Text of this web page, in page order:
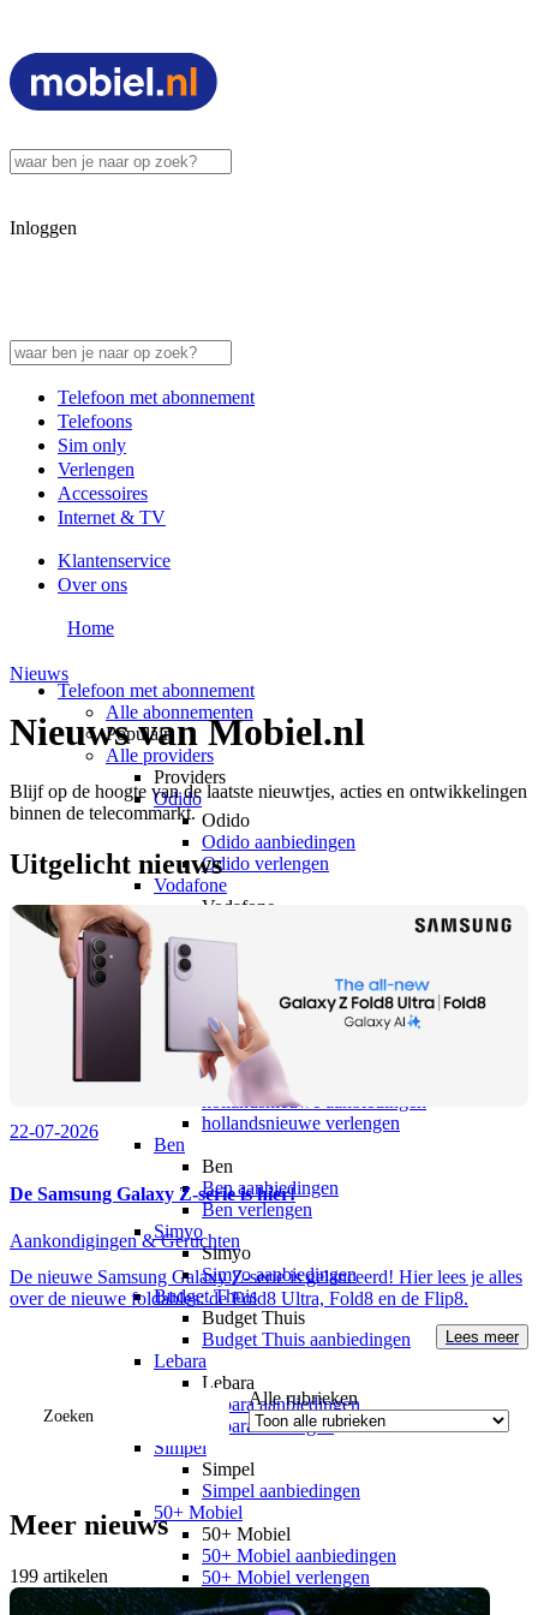
Inloggen
Telefoon met abonnement
Telefoons
Sim only
Verlengen
Accessoires
Internet & TV
Klantenservice
Over ons
Telefoon met abonnement
Alle abonnementen
Populair
Alle providers
Providers
Odido
Odido
Odido aanbiedingen
Odido verlengen
Vodafone
Vodafone
Vodafone verlengen
KPN
KPN
KPN aanbiedingen
KPN verlengen
hollandsnieuwe
hollandsnieuwe
hollandsnieuwe aanbiedingen
hollandsnieuwe verlengen
Ben
Ben
Ben aanbiedingen
Ben verlengen
Simyo
Simyo
Simyo aanbiedingen
Budget Thuis
Budget Thuis
Budget Thuis aanbiedingen
Lebara
Lebara
Lebara aanbiedingen
Lebara verlengen
Simpel
Simpel
Simpel aanbiedingen
50+ Mobiel
50+ Mobiel
50+ Mobiel aanbiedingen
50+ Mobiel verlengen
Youfone
Home
Nieuws
Nieuws van Mobiel.nl
Blijf op de hoogte van de laatste nieuwtjes, acties en ontwikkelingen
binnen de telecommarkt.
Uitgelicht nieuws
22-07-2026
De Samsung Galaxy Z-serie is hier!
Aankondigingen & Geruchten
De nieuwe Samsung Galaxy Z-serie is gelanceerd! Hier lees je alles
over de nieuwe foldables: de Fold8 Ultra, Fold8 en de Flip8.
Lees meer
Zoeken
Alle rubrieken
Meer nieuws
199 artikelen